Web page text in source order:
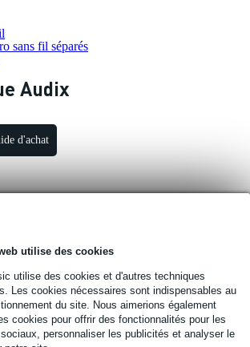
utilise des cookies
utilise des cookies et d'autres techniques
Les cookies nécessaires sont indispensables au
du site. Nous aimerions également
cookies pour offrir des fonctionnalités pour les
personnaliser les publicités et analyser le
sans fil séparés
Audix
d'achat
public 264 € 235 €
Délai de réapprovisionnement inconnu
Ajouter au panier